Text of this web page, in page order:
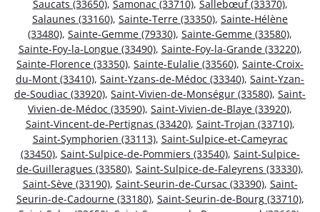
Saucats (33650), Samonac (33710), Sallebœuf (33370),
Salaunes (33160), Sainte-Terre (33350), Sainte-Hélène
(33480), Sainte-Gemme (79330), Sainte-Gemme (33580),
Sainte-Foy-la-Longue (33490), Sainte-Foy-la-Grande (33220),
Sainte-Florence (33350), Sainte-Eulalie (33560), Sainte-Croix-
du-Mont (33410), Saint-Yzans-de-Médoc (33340), Saint-Yzan-
de-Soudiac (33920), Saint-Vivien-de-Monségur (33580), Saint-
Vivien-de-Médoc (33590), Saint-Vivien-de-Blaye (33920),
Saint-Vincent-de-Pertignas (33420), Saint-Trojan (33710),
Saint-Symphorien (33113), Saint-Sulpice-et-Cameyrac
(33450), Saint-Sulpice-de-Pommiers (33540), Saint-Sulpice-
de-Guilleragues (33580), Saint-Sulpice-de-Faleyrens (33330),
Saint-Sève (33190), Saint-Seurin-de-Cursac (33390), Saint-
Seurin-de-Cadourne (33180), Saint-Seurin-de-Bourg (33710),